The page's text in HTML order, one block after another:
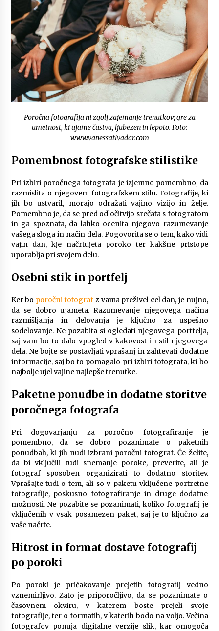
Delovanje DPF filtra za avto in kaj storiti, ko
odpove
4 months ago
Različne vrste strešnih nosilcev za avto in
njihove prednosti
5 months ago
Ključne lastnosti električnih agregatov, ki jih je
dobro poznati pred nakupom
6 months ago
Infrardeče ogrevanje in njegova varnost
Kaj morate vedeti o ileostomi?
7 months ago
Komu lahko pomaga dober psihoterapevt?
7 months ago
Za kaj se uporablja sponka za denar?
7 months ago
Poročna fotografija ni zgolj zajemanje trenutkov; gre za
umetnost, ki ujame čustva, ljubezen in lepoto. Foto:
www.vanessativadar.com
Pomembnost fotografske stilistike
Pri izbiri poročnega fotografa je izjemno pomembno, da
razmislita o njegovem fotografskem stilu. Fotografije, ki
jih bo ustvaril, morajo odražati vajino vizijo in želje.
Pomembno je, da se pred odločitvijo srečata s fotografom
in ga spoznata, da lahko ocenita njegovo razumevanje
vašega sloga in način dela. Pogovorita se o tem, kako vidi
vajin dan, kje načrtujeta poroko ter kakšne pristope
uporablja pri svojem delu.
Osebni stik in portfelj
Ker bo poročni fotograf z vama preživel cel dan, je nujno,
da se dobro ujameta. Razumevanje njegovega načina
razmišljanja in delovanja je ključno za uspešno
sodelovanje. Ne pozabita si ogledati njegovega portfelja,
saj vam bo to dalo vpogled v kakovost in stil njegovega
dela. Ne bojte se postavljati vprašanj in zahtevati dodatne
informacije, saj bo to pomagalo pri izbiri fotografa, ki bo
najbolje ujel vajine najlepše trenutke.
Paketne ponudbe in dodatne storitve
poročnega fotografa
Pri dogovarjanju za poročno fotografiranje je
pomembno, da se dobro pozanimate o paketnih
ponudbah, ki jih nudi izbrani poročni fotograf. Če želite,
da bi vključili tudi snemanje poroke, preverite, ali je
fotograf sposoben organizirati to dodatno storitev.
Vprašajte tudi o tem, ali so v paketu vključene portretne
fotografije, poskusno fotografiranje in druge dodatne
možnosti. Ne pozabite se pozanimati, koliko fotografij je
vključenih v vsak posamezen paket, saj je to ključno za
vaše načrte.
Hitrost in format dostave fotografij
po poroki
Po poroki je pričakovanje prejetih fotografij vedno
vznemirljivo. Zato je priporočljivo, da se pozanimate o
časovnem okviru, v katerem boste prejeli svoje
fotografije, ter o formatih, v katerih bodo na voljo. Večina
fotografov ponuja digitalne verzije slik, kar omogoča